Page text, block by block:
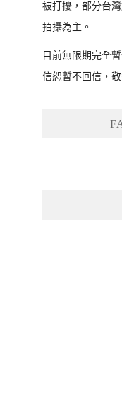
被打擾，部分台
拍攝為主。
目前無限期完全
信恕暫不回信，敬